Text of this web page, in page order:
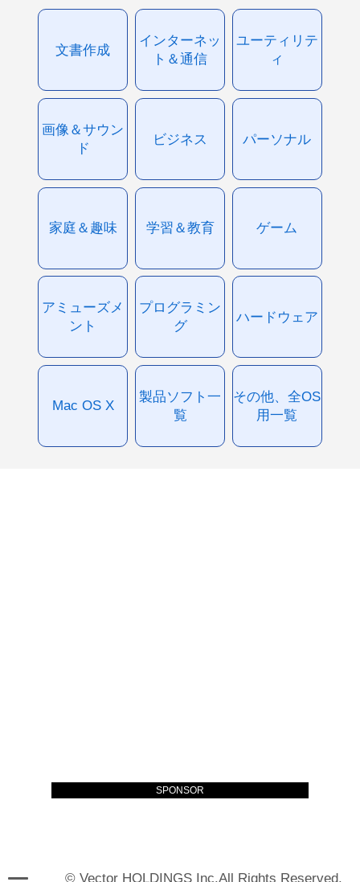
SPONSOR
文書作成
インターネッ
ト＆通信
ユーティリテ
ィ
画像＆サウン
ド
ビジネス パーソナル
家庭＆趣味 学習＆教育 ゲーム
アミューズメ
ント
プログラミン
グ
ハードウェア
Mac OS X
製品ソフト一
覧
その他、全OS
用一覧
© Vector HOLDINGS Inc.All Rights Reserved.